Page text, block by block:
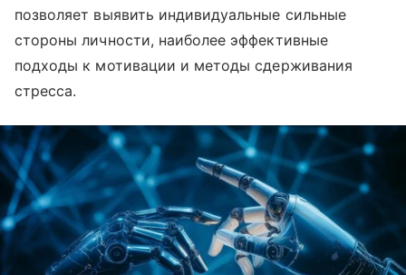
позволяет выявить индивидуальные сильные
стороны личности, наиболее эффективные
подходы к мотивации и методы сдерживания
стресса.